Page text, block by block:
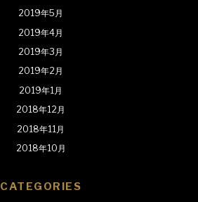
2019年5月
2019年4月
2019年3月
2019年2月
2019年1月
2018年12月
2018年11月
2018年10月
CATEGORIES